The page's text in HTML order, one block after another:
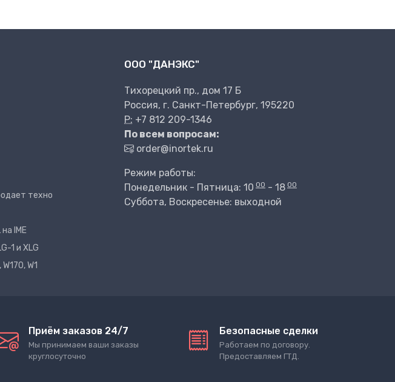
техно
IME
1 и XLG
W1
ООО "ДАНЭКС"
Тихорецкий пр., дом 17 Б
Россия, г. Санкт-Петербург, 195220
P: +7 812 209-1346
По всем вопросам:
order@inortek.ru
Режим работы:
Понедельник - Пятница: 10 00 - 18 00
Суббота, Воскресенье: выходной
Приём заказов 24/7
Мы принимаем ваши заказы
круглосуточно
Безопасные сделки
Работаем по договору.
Предоставляем ГТД.